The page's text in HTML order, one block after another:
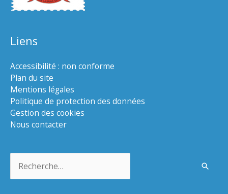
Liens
Accessibilité : non conforme
Plan du site
Mentions légales
Politique de protection des données
Gestion des cookies
Nous contacter